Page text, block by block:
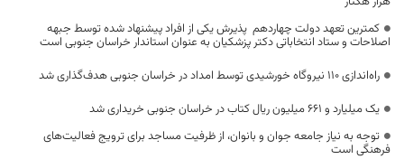
کمترین تعهد دولت چهاردهم پذیرش یکی از افراد پیشنهاد شده توسط جبهه
اصلاحات و ستاد انتخاباتی دکتر پزشکیان به عنوان استاندار خراسان جنوبی است
راه‌اندازی ۱۱۰ نیروگاه خورشیدی توسط امداد در خراسان جنوبی هدف‌گذاری شد
یک میلیارد و ۶۶۱ میلیون ریال کتاب در خراسان جنوبی خریداری شد
توجه به نیاز جامعه جوان و بانوان، از ظرفیت مساجد برای ترویج فعالیت‌های
فرهنگی است